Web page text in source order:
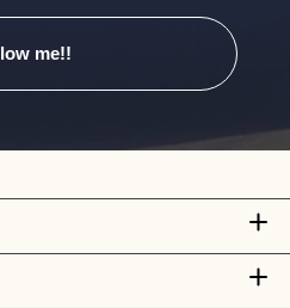
me!!